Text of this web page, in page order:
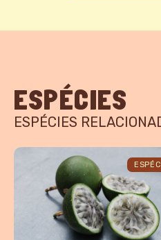
ESPÉCIES
ESPÉCIES